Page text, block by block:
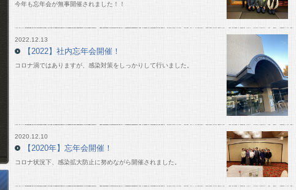
今年も忘年会が無事開催されました！！
2022.12.13
【2022】社内忘年会開催！
コロナ渦ではありますが、感染対策をしっかりして行いました。
2020.12.10
【2020年】忘年会開催！
コロナ状況下、感染拡大防止に努めながら開催されました。